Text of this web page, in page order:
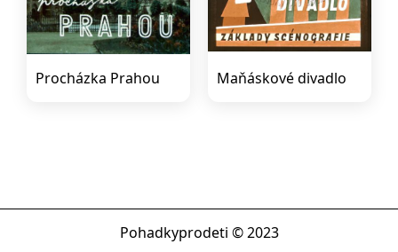
Procházka Prahou Maňáskové divadlo
Pohadkyprodeti © 2023